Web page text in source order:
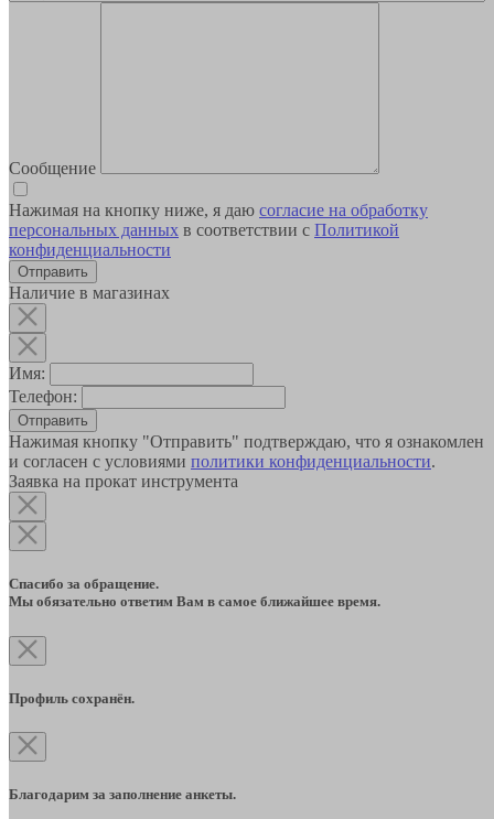
Сообщение
Нажимая на кнопку ниже, я даю согласие на обработку
персональных данных в соответствии с Политикой
конфиденциальности
Наличие в магазинах
Имя:
Телефон:
Отправить
Нажимая кнопку "Отправить" подтверждаю, что я ознакомлен
и согласен с условиями политики конфиденциальности.
Заявка на прокат инструмента
Спасибо за обращение.
Мы обязательно ответим Вам в самое ближайшее время.
Профиль сохранён.
Благодарим за заполнение анкеты.